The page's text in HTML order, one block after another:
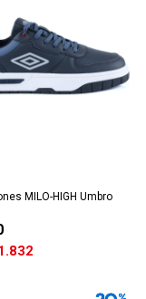
MILO-HIGH Umbro